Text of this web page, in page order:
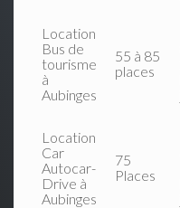
Location
Bus de
tourisme
à
Aubinges
55 à 85
places
Location
Car
Autocar-
Drive à
Aubinges
75
Places